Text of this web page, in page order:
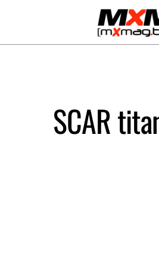
SCAR